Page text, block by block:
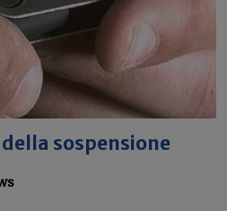
sospensione